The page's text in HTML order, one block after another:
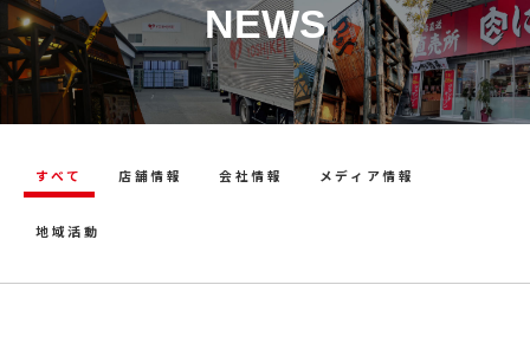
NEWS
すべて 店舗情報 会社情報 メディア情報
地域活動